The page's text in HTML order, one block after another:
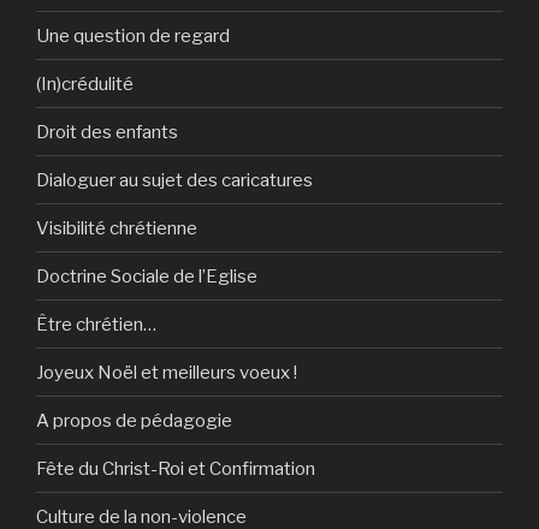
Une question de regard
(In)crédulité
Droit des enfants
Dialoguer au sujet des caricatures
Visibilité chrétienne
Doctrine Sociale de l’Eglise
Être chrétien…
Joyeux Noël et meilleurs voeux !
A propos de pédagogie
Fête du Christ-Roi et Confirmation
Culture de la non-violence